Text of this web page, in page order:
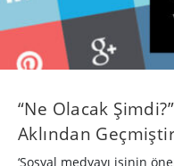
“Ne Olacak
Aklından
‘Sosyal medyayı işinin